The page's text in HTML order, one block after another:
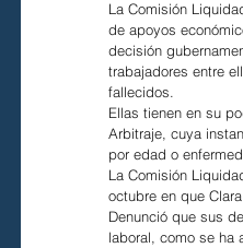
La Comisión
de apoyos
decisión
trabajadores entre
fallecidos.
Ellas tienen en su
Arbitraje, cuya
por edad o
La Comisión
octubre en que
Denunció que sus
laboral, como se ha